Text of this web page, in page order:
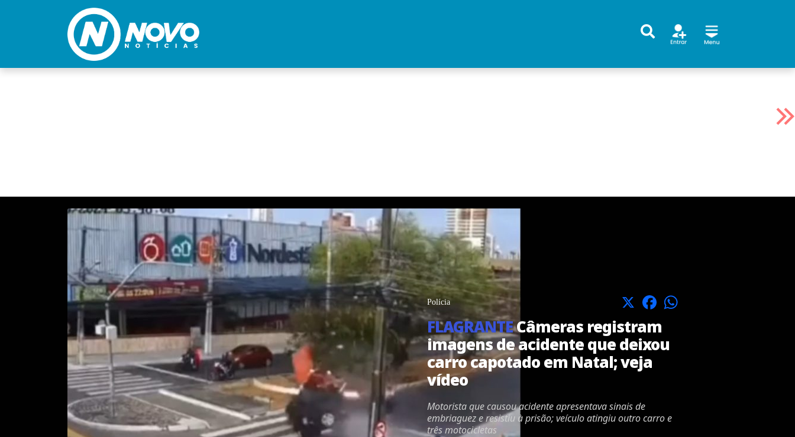
Polícia X Facebook
FLAGRANTECâmeras registram
imagens de acidente que deixou
carro capotado em Natal; veja
vídeo
Motorista que causou acidente apresentava sinais de
embriaguez e resistiu à prisão; veículo atingiu outro carro e
três motocicletas